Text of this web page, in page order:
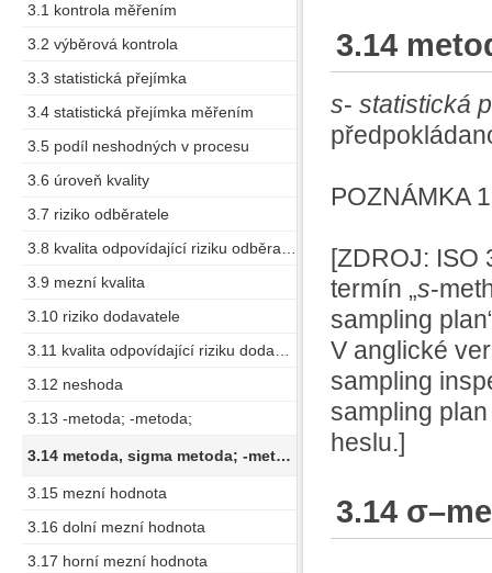
3.1 kontrola měřením
3.2 výběrová kontrola
3.3 statistická přejímka
3.4 statistická přejímka měřením
3.5 podíl neshodných v procesu
3.6 úroveň kvality
3.7 riziko odběratele
3.9 mezní kvalita
3.10 riziko dodavatele
3.12 neshoda
3.13 -metoda; -metoda;
3.14 metoda, sigma metoda; -metoda;
3.15 mezní hodnota
3.16 dolní mezní hodnota
3.17 horní mezní hodnota
3.14
s- statistická
POZNÁMKA
[ZDROJ: ISO
termín „s-
sampling
V anglické
sampling
sampling
heslu.]
3.14